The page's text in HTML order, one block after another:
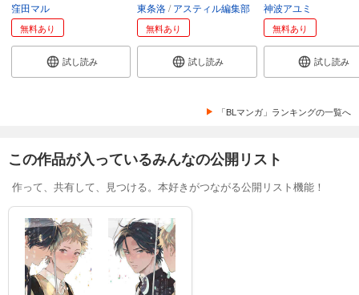
窪田マル
無料あり
試し読み
東条洛 アスティル編集部
無料あり
試し読み
神波アユミ
無料あり
試し読み
「BLマンガ」ランキングの一覧へ
この作品が入っているみんなの公開リスト
作って、共有して、見つける。本好きがつながる公開リスト機能！